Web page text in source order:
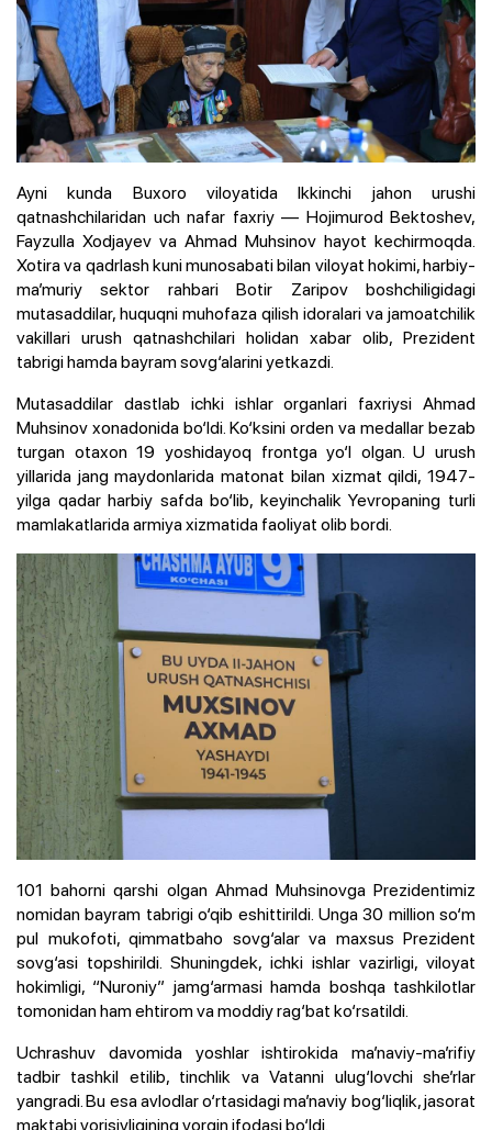
Ayni kunda Buxoro viloyatida Ikkinchi jahon urushi
qatnashchilaridan uch nafar faxriy — Hojimurod Bektoshev,
Fayzulla Xodjayev va Ahmad Muhsinov hayot kechirmoqda.
Xotira va qadrlash kuni munosabati bilan viloyat hokimi, harbiy-
ma’muriy sektor rahbari Botir Zaripov boshchiligidagi
mutasaddilar, huquqni muhofaza qilish idoralari va jamoatchilik
vakillari urush qatnashchilari holidan xabar olib, Prezident
tabrigi hamda bayram sovg‘alarini yetkazdi.
Mutasaddilar dastlab ichki ishlar organlari faxriysi Ahmad
Muhsinov xonadonida bo‘ldi. Ko‘ksini orden va medallar bezab
turgan otaxon 19 yoshidayoq frontga yo‘l olgan. U urush
yillarida jang maydonlarida matonat bilan xizmat qildi, 1947-
yilga qadar harbiy safda bo‘lib, keyinchalik Yevropaning turli
mamlakatlarida armiya xizmatida faoliyat olib bordi.
101 bahorni qarshi olgan Ahmad Muhsinovga Prezidentimiz
nomidan bayram tabrigi o‘qib eshittirildi. Unga 30 million so‘m
pul mukofoti, qimmatbaho sovg‘alar va maxsus Prezident
sovg‘asi topshirildi. Shuningdek, ichki ishlar vazirligi, viloyat
hokimligi, “Nuroniy” jamg‘armasi hamda boshqa tashkilotlar
tomonidan ham ehtirom va moddiy rag‘bat ko‘rsatildi.
Uchrashuv davomida yoshlar ishtirokida ma’naviy-ma’rifiy
tadbir tashkil etilib, tinchlik va Vatanni ulug‘lovchi she’rlar
yangradi. Bu esa avlodlar o‘rtasidagi ma’naviy bog‘liqlik, jasorat
maktabi vorisiyligining yorqin ifodasi bo‘ldi.